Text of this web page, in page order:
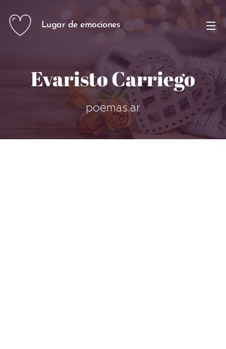
Lugar de emociones
Evaristo Carriego
poemas.ar